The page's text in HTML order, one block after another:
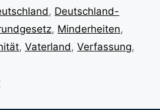
, Deutschland-
, Minderheiten,
, Vaterland, Verfassung,